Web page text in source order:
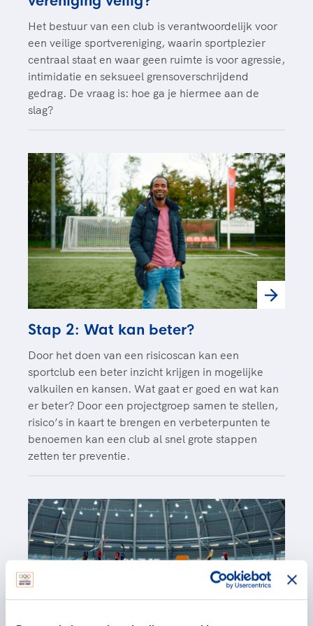
Het bestuur van een club is verantwoordelijk voor
een veilige sportvereniging, waarin sportplezier
centraal staat en waar geen ruimte is voor agressie,
intimidatie en seksueel grensoverschrijdend
gedrag. De vraag is: hoe ga je hiermee aan de
slag?
Stap 2: Wat kan beter?
Door het doen van een risicoscan kan een
sportclub een beter inzicht krijgen in mogelijke
valkuilen en kansen. Wat gaat er goed en wat kan
er beter? Door een projectgroep samen te stellen,
risico’s in kaart te brengen en verbeterpunten te
benoemen kan een club al snel grote stappen
zetten ter preventie.